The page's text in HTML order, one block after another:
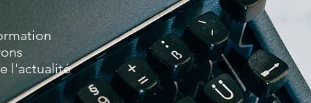
l'actualité